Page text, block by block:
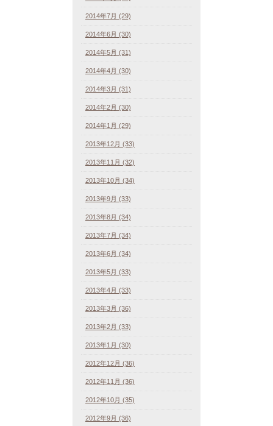
2014年7月 (29)
2014年6月 (30)
2014年5月 (31)
2014年4月 (30)
2014年3月 (31)
2014年2月 (30)
2014年1月 (29)
2013年12月 (33)
2013年11月 (32)
2013年10月 (34)
2013年9月 (33)
2013年8月 (34)
2013年7月 (34)
2013年6月 (34)
2013年5月 (33)
2013年4月 (33)
2013年3月 (36)
2013年2月 (33)
2013年1月 (30)
2012年12月 (36)
2012年11月 (36)
2012年10月 (35)
2012年9月 (36)